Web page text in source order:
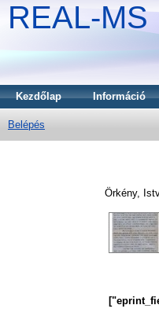
REAL-MS
Kezdőlap Információ
Belépés
Örkény,